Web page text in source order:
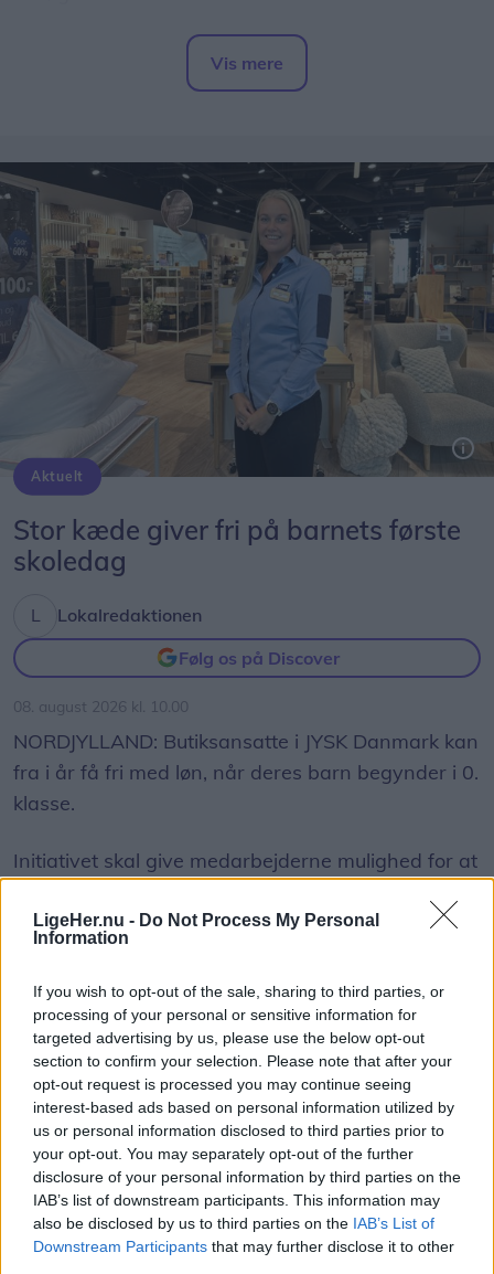
LigeHer.nu - Do Not Process My Personal
Information
If you wish to opt-out of the sale, sharing to third parties, or
processing of your personal or sensitive information for
targeted advertising by us, please use the below opt-out
section to confirm your selection. Please note that after your
opt-out request is processed you may continue seeing
interest-based ads based on personal information utilized by
us or personal information disclosed to third parties prior to
your opt-out. You may separately opt-out of the further
disclosure of your personal information by third parties on the
IAB’s list of downstream participants. This information may
also be disclosed by us to third parties on the IAB’s List of
Downstream Participants that may further disclose it to other
- Det er et rigtigt stort problem, hvor der i år har
været et par større uheld med kunder, der er
en række små dagligdagsepisoder, hvor ældre
snubler og får hudafskrabninger. Simpelthen fordi
de bliver overrasket af en løs flise, en skarp kant
eller en niveauforskel. Det er på ingen måde
optimalt, lyder det fra Peter Møller.
- Problemet har stået på i flere år, hvor vi har haft
en løbende dialog med Park & Vej hos
Mariagerfjord Kommune. Vi tager dem da også
øjne kan se problemerne. Men det er som om, at
der ikke sker noget. Sådan føler vi det i hvert fald,
og det understreges vel også af, at der fortsat
tilføjer Peter Møller.
Formand: Fejl i belægning rettes løbende
Vi har forelagt kritikken for Park & Vej hos
Mariagerfjord Kommune, der ikke ønsker at udtale
sig.
De har i stedet henvist til Mariagerfjord
Kommunes kommunikationsafdeling, hvorfra
Vis mere
Aktuelt
Stor kæde giver fri på barnets første
skoledag
Lokalredaktionen
Følg os på Discover
08. august 2026 kl. 10.00
NORDJYLLAND: Butiksansatte i JYSK Danmark kan
fra i år få fri med løn, når deres barn begynder i 0.
klasse.
Initiativet skal give medarbejderne mulighed for at
mærkedage.
Det skriver JYSK i en pressemeddelelse.
Barnets første skoledag er en særlig milepæl for
mange familier. Derfor indfører JYSK Danmark en
ny personalegode, som giver butikkernes
medarbejdere fri med løn på dagen, hvor deres
barn starter i skole.
- Vi synes, vores medarbejdere fortjener at være
med på en stor dag som barnets første skoledag.
Vis mere
Del artikel
Kategorier